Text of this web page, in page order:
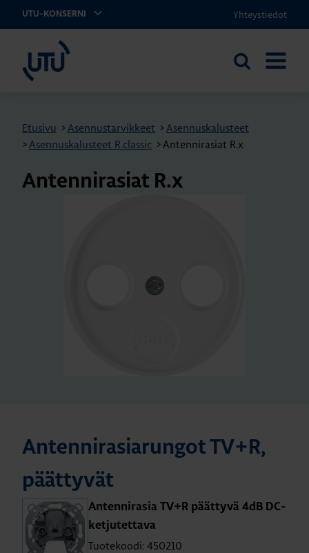
UTU-KONSERNI Yhteystiedot
Etsi
Etusivu >Asennustarvikkeet >Asennuskalusteet
>Asennuskalusteet R.classic >Antennirasiat R.x
An­ten­ni­rasiat R.x
An­ten­ni­ra­sia­run­got TV+R,
päät­ty­vät
An­ten­ni­ra­sia TV+R päät­ty­vä 4dB DC-
ket­ju­tet­ta­va
Tuotekoodi: 450210